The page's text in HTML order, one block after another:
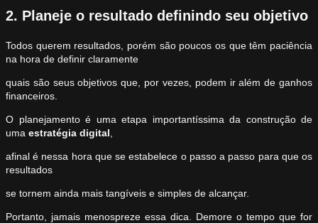
2. Planeje o resultado definindo seu objetivo
Todos querem resultados, porém são poucos os que têm paciência
na hora de definir claramente
quais são seus objetivos que, por vezes, podem ir além de ganhos
financeiros.
O planejamento é uma etapa importantíssima da construção de
uma estratégia digital
afinal é nessa hora que se estabelece o passo a passo para que os
resultados
se tornem ainda mais tangíveis e simples de alcançar.
Portanto, jamais menospreze essa dica. Demore o tempo que for